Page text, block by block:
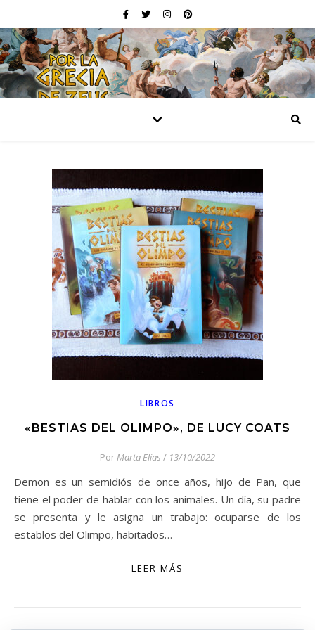
LIBROS
«BESTIAS DEL OLIMPO», DE LUCY COATS
PorMarta Elías / 13/10/2022
Demon es un semidiós de once años, hijo de Pan, que
tiene el poder de hablar con los animales. Un día, su padre
se presenta y le asigna un trabajo: ocuparse de los
establos del Olimpo, habitados…
LEER MÁS